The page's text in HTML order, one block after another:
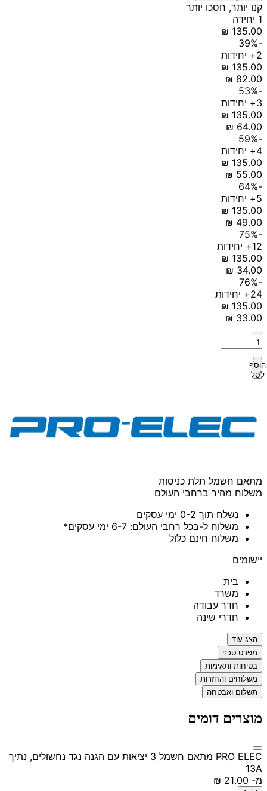
קנו יותר, חסכו יותר
1 יחידה
-39%
2+ יחידות
-53%
3+ יחידות
-59%
4+ יחידות
-64%
5+ יחידות
-75%
12+ יחידות
-76%
24+ יחידות
הוסף
לסל
מתאם חשמל תלת כניסות
משלוח מהיר ברחבי העולם
נשלח תוך 0-2 ימי עסקים
משלוח ל-בכל רחבי העולם: 6-7 ימי עסקים*
משלוח חינם כלול
יישומים
בית
משרד
חדר עבודה
חדרי שינה
הצג עוד
מפרט טכני
בטיחות ותאימות
משלוחים והחזרות
תשלום ואבטחה
מוצרים דומים
PRO ELEC מתאם חשמל 3 יציאות עם הגנה נגד נחשולים, נתיך
13A
מ-